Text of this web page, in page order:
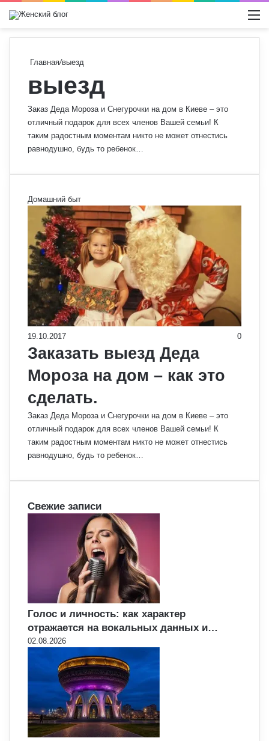
Главная/выезд
выезд
Заказ Деда Мороза и Снегурочки на дом в Киеве – это
отличный подарок для всех членов Вашей семьи! К
таким радостным моментам никто не может отнестись
равнодушно, будь то ребенок…
Домашний быт
19.10.2017 0
Заказать выезд Деда
Мороза на дом – как это
сделать.
Заказ Деда Мороза и Снегурочки на дом в Киеве – это
отличный подарок для всех членов Вашей семьи! К
таким радостным моментам никто не может отнестись
равнодушно, будь то ребенок…
Свежие записи
Голос и личность: как характер
отражается на вокальных данных и…
02.08.2026